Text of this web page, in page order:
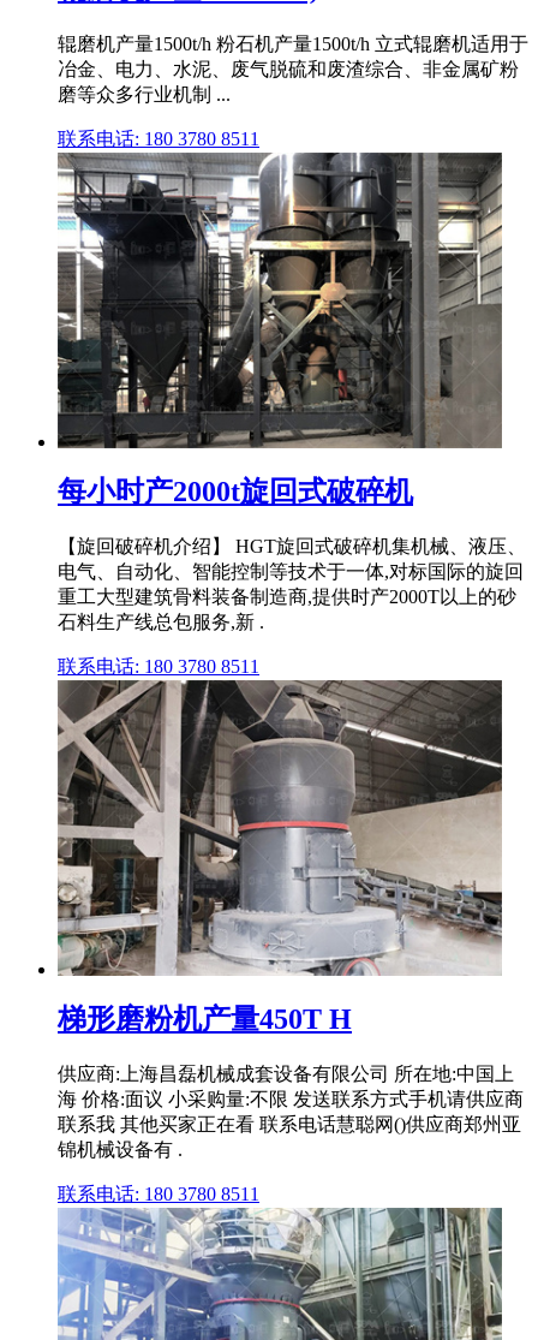
辊磨机产量1500t/h 粉石机产量1500t/h 立式辊磨机适用于
冶金、电力、水泥、废气脱硫和废渣综合、非金属矿粉
磨等众多行业机制 ...
联系电话: 180 3780 8511
每小时产2000t旋回式破碎机
【旋回破碎机介绍】 HGT旋回式破碎机集机械、液压、
电气、自动化、智能控制等技术于一体,对标国际的旋回
重工大型建筑骨料装备制造商,提供时产2000T以上的砂
石料生产线总包服务,新 .
联系电话: 180 3780 8511
梯形磨粉机产量450T H
供应商:上海昌磊机械成套设备有限公司 所在地:中国上
海 价格:面议 小采购量:不限 发送联系方式手机请供应商
联系我 其他买家正在看 联系电话慧聪网()供应商郑州亚
锦机械设备有 .
联系电话: 180 3780 8511